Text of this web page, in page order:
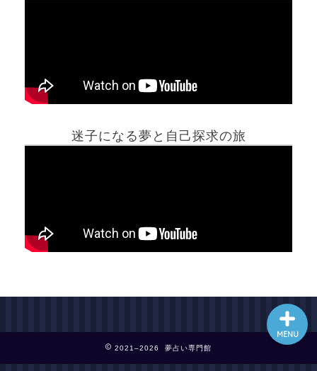
迷子になる夢と自己探求の旅
2021–2026 夢占い専門館
MENU
ホーム
最新記事動画